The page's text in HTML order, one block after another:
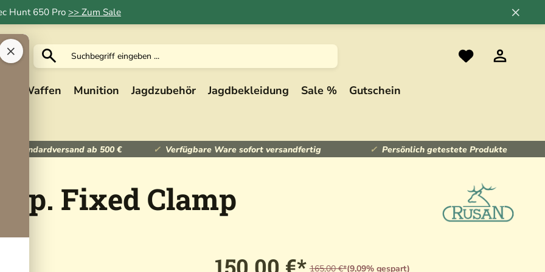
Hunt 650 Pro >> Zum Sale
×
×
Waffen Munition Jagdzubehör Jagdbekleidung Sale % Gutschein
Standardversand ab 500 € Verfügbare Ware sofort versandfertig Persönlich getestete Produkte
Fixed Clamp
165,00 €*(9,09% gespart)